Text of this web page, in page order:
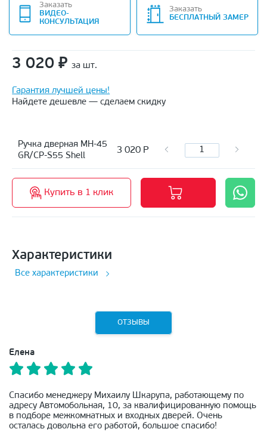
Заказать
ВИДЕО-
КОНСУЛЬТАЦИЯ
Заказать
БЕСПЛАТНЫЙ ЗАМЕР
3 020 ₽ за шт.
Гарантия лучшей цены!
Найдете дешевле — сделаем скидку
Ручка дверная MH-45
GR/CP-S55 Shell
3 020 Р
Купить в 1 клик
Характеристики
Все характеристики
ОТЗЫВЫ
Елена
Спасибо менеджеру Михаилу Шкарупа, работающему по
адресу Автомобольная, 10, за квалифицированную помощь
в подборе межкомнатных и входных дверей. Очень
осталась довольна его работой, большое спасибо!